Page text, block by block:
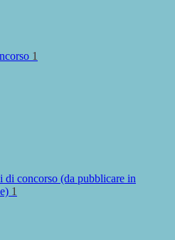
1
di concorso (da pubblicare in
1